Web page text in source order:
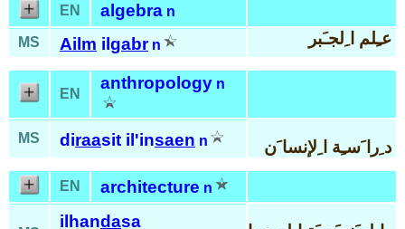
EN algebra n
MS
Ailm il gabr n عـِلم ا ِلجـَبر
EN
anthropology n
MS diraasit il'insaen n د ِرا َسـِة ا ِلإنسا َن
EN architecture n
ilhandasa